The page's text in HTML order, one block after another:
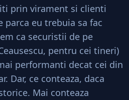
prin virament si clienti
parca eu trebuia sa fac
ca securistii de pe
pentru cei tineri)
performanti decat cei din
Dar, ce conteaza, daca
Mai conteaza